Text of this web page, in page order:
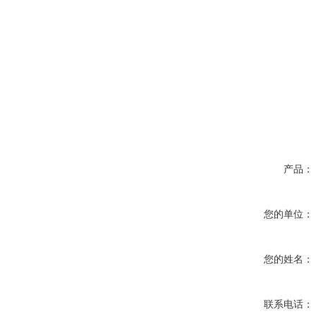
产品：
您的单位：
您的姓名：
联系电话：